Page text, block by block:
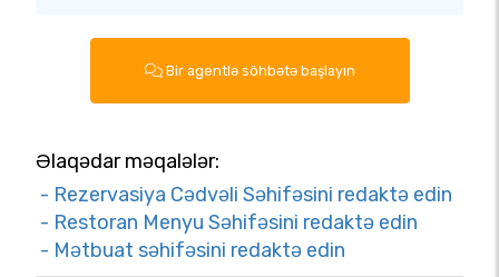
Bir agentlə söhbətə başlayın
Əlaqədar məqalələr:
- Rezervasiya Cədvəli Səhifəsini redaktə edin
- Restoran Menyu Səhifəsini redaktə edin
- Mətbuat səhifəsini redaktə edin